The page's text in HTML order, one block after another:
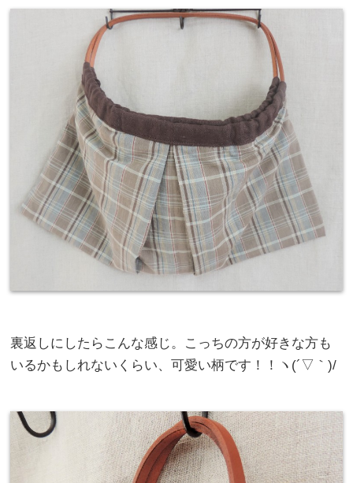
裏返しにしたらこんな感じ。こっちの方が好きな方も
いるかもしれないくらい、可愛い柄です！！ヽ(´▽｀)/